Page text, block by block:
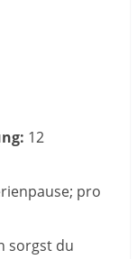
12
pro
sorgst du